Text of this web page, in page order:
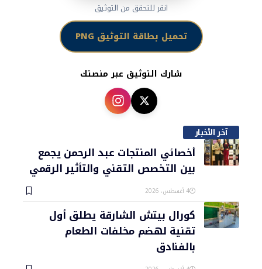
انقر للتحقق من التوثيق
تحميل بطاقة التوثيق PNG
شارك التوثيق عبر منصتك
آخر الأخبار
أخصائي المنتجات عبد الرحمن يجمع
بين التخصص التقني والتأثير الرقمي
4 أغسطس، 2026
كورال بيتش الشارقة يطلق أول
تقنية لهضم مخلفات الطعام
بالفنادق